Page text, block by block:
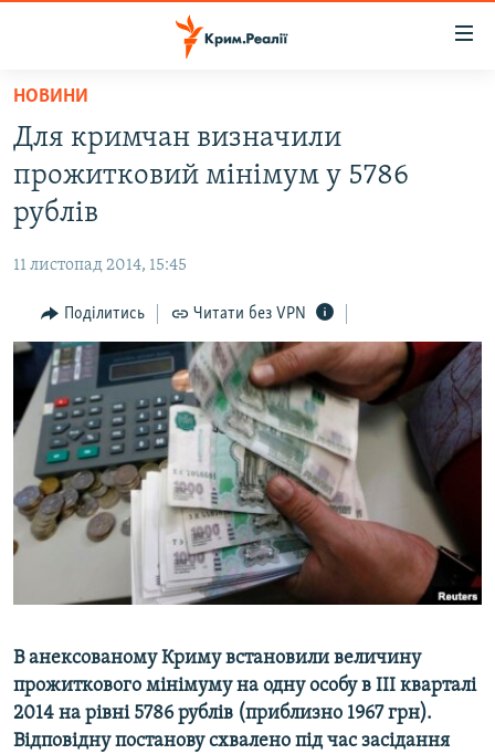
Перейти
основного
матеріалу
Перейти
до
основної
Перейти
до
пошуку
ВОДА.КРИМ
ВІДЕО ТА ФОТО
БЛОГИ
ПОГЛЯД
ІНТЕРВ'Ю
ВСЕ ЗА ДЕНЬ
СПЕЦПРОЕКТИ
ДЕПОРТАЦІЯ
ВІДЕОУРОКИ «ELIFBE»
СВІДЧЕННЯ ОКУПАЦІЇ
УКРАЇНСЬКА ПРОБЛЕМА КРИМУ
ЯК ОБІЙТИ БЛОКУВАННЯ
Русский
Усі сайти RFE/RL
НОВИНИ
Для кримчан визначили
прожитковий мінімум у 5786
рублів
11 листопад 2014, 15:45
Поділитись Читати без VPN
В анексованому Криму встановили величину
прожиткового мінімуму на одну особу в III кварталі
2014 на рівні 5786 рублів (приблизно 1967 грн).
Відповідну постанову схвалено під час засідання